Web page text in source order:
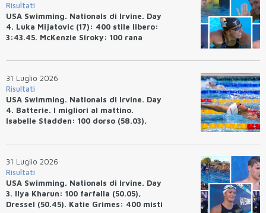
Risultati
USA Swimming. Nationals di Irvine. Day
4. Luka Mijatovic (17): 400 stile libero:
3:43.45. McKenzie Siroky: 100 rana
Avakov: 100 rana (58.87).
31 Luglio 2026
Risultati
USA Swimming. Nationals di Irvine. Day
4. Batterie. I migliori al mattino.
Isabelle Stadden: 100 dorso (58.03),
tempo.
31 Luglio 2026
Risultati
USA Swimming. Nationals di Irvine. Day
3. Ilya Kharun: 100 farfalla (50.05),
Dressel (50.45). Katie Grimes: 400 misti